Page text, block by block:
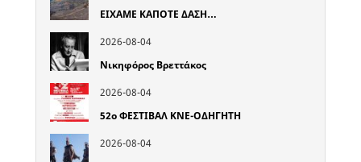
ΕΙΧΑΜΕ ΚΑΠΟΤΕ ΔΑΣΗ…
2026-08-04
Νικηφόρος Βρεττάκος
2026-08-04
52o ΦΕΣΤΙΒΑΛ ΚΝΕ-ΟΔΗΓΗΤΗ
2026-08-04